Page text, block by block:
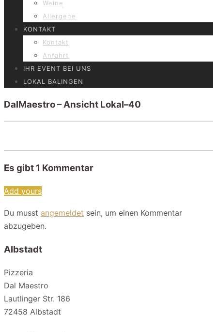
Weine
Allergene
KONTAKT
Kontakt
Anfahrt
IHR EVENT BEI UNS
LOKAL BALINGEN
DalMaestro – Ansicht Lokal–40
Es gibt 1 Kommentar
Add yours
Du musst angemeldet sein, um einen Kommentar
abzugeben.
Albstadt
Pizzeria
Dal Maestro
Lautlinger Str. 186
72458 Albstadt